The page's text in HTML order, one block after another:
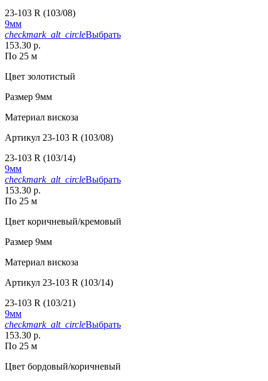
23-103 R (103/08)
9мм
checkmark_alt_circleВыбрать
153.30 р.
По 25 м
Цвет золотистый
Размер 9мм
Материал вискоза
Артикул 23-103 R (103/08)
23-103 R (103/14)
9мм
checkmark_alt_circleВыбрать
153.30 р.
По 25 м
Цвет коричневый/кремовый
Размер 9мм
Материал вискоза
Артикул 23-103 R (103/14)
23-103 R (103/21)
9мм
checkmark_alt_circleВыбрать
153.30 р.
По 25 м
Цвет бордовый/коричневый